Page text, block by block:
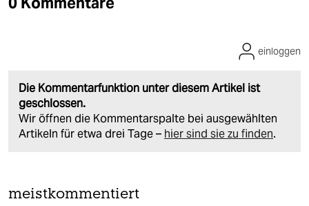
Die Kommentarfunktion unter diesem Artikel ist
geschlossen.
Wir öffnen die Kommentarspalte bei ausgewählten
Artikeln für etwa drei Tage – hier sind sie zu finden.
einloggen
meistkommentiert